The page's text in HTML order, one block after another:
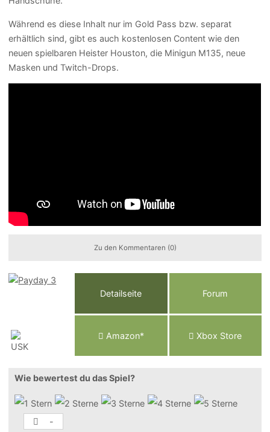
Während es diese Inhalt nur im Gold Pass bzw. separat
erhältlich sind, gibt es auch kostenlosen Content wie den
neuen spielbaren Heister Houston, die Minigun M135, neue
Masken und Twitch-Drops.
Zu den Kommentaren (0)
Detailseite Forum
Amazon* Xbox Store
Wie bewertest du das Spiel?
-